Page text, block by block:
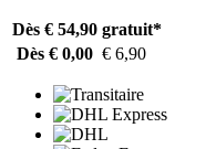
Dès € 54,90 gratuit*
Dès € 0,00 € 6,90